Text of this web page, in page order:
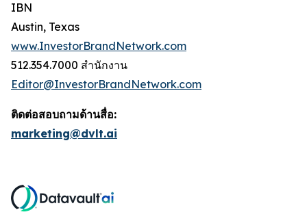
IBN
Austin, Texas
www.InvestorBrandNetwork.com
512.354.7000 สำนักงาน
Editor@InvestorBrandNetwork.com
ติดต่อสอบถามด้านสื่อ:
marketing@dvlt.ai